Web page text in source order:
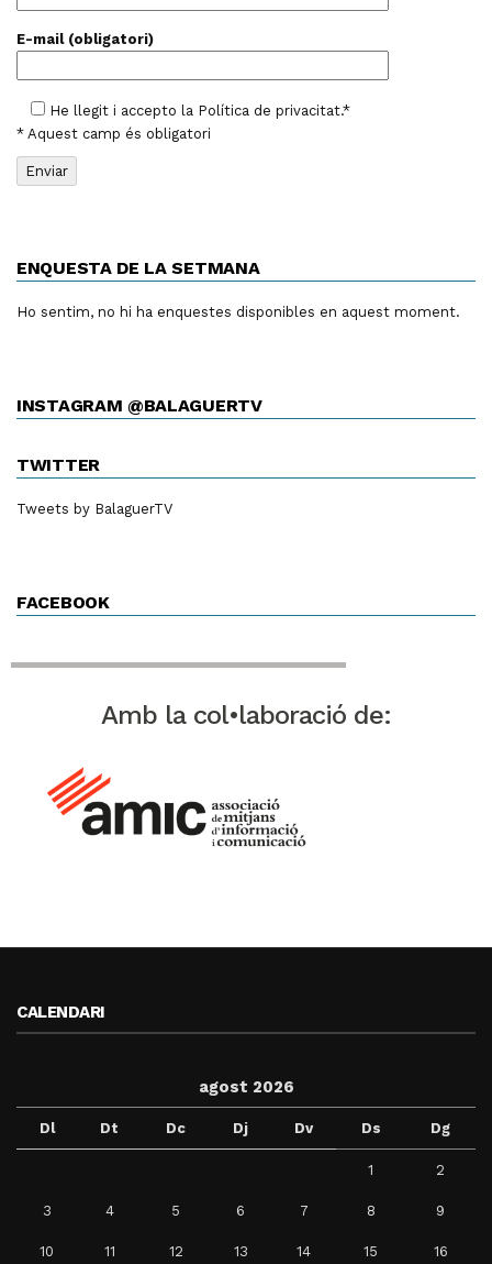
E-mail (obligatori)
He llegit i accepto la Política de privacitat.*
* Aquest camp és obligatori
ENQUESTA DE LA SETMANA
Ho sentim, no hi ha enquestes disponibles en aquest moment.
INSTAGRAM @BALAGUERTV
TWITTER
Tweets by BalaguerTV
FACEBOOK
Amb la col•laboració de:
CALENDARI
agost 2026
Dl Dt Dc Dj Dv Ds Dg
1 2
3 4 5 6 7 8 9
10 11 12 13 14 15 16